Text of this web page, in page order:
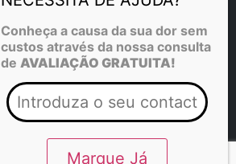
Conheça a causa da sua dor sem
custos através da nossa consulta
de AVALIAÇÃO GRATUITA!